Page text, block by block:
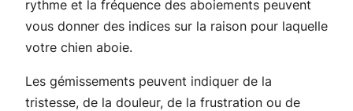
rythme et la fréquence des aboiements peuvent
vous donner des indices sur la raison pour laquelle
votre chien aboie.
Les gémissements peuvent indiquer de la
tristesse, de la douleur, de la frustration ou de